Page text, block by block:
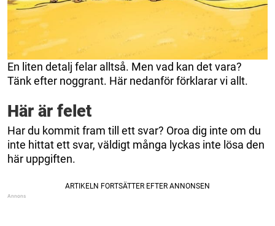
En liten detalj felar alltså. Men vad kan det vara?
Tänk efter noggrant. Här nedanför förklarar vi allt.
Här är felet
Har du kommit fram till ett svar? Oroa dig inte om du
inte hittat ett svar, väldigt många lyckas inte lösa den
här uppgiften.